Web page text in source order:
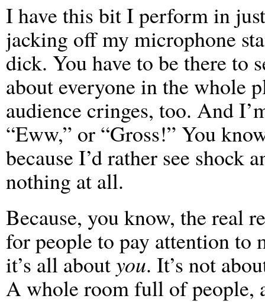
I have this bit I perform in
jacking off my microphone
dick. You have to be there to
about everyone in the whole
audience cringes, too. And
“Eww,” or “Gross!” You
because I’d rather see shock
nothing at all.
Because, you know, the real
for people to pay attention to
it’s all aboutyou. It’s not
A whole room full of people,